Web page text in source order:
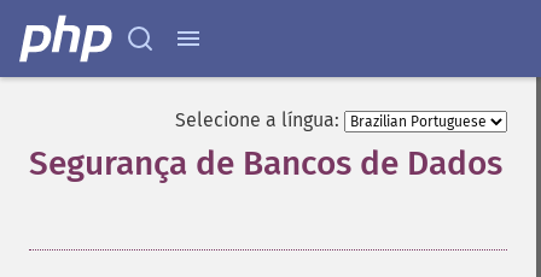
Selecione a língua:
Segurança de Bancos de Dados